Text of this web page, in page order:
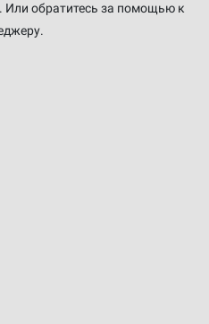
Или обратитесь за помощью к